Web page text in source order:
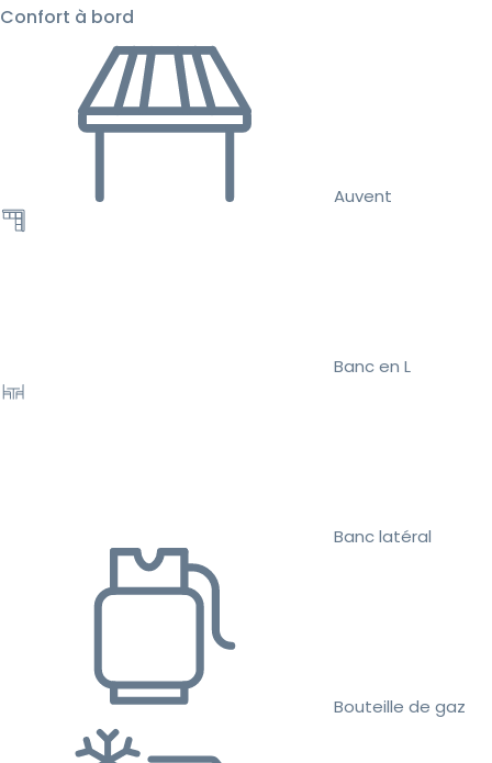
Confort à bord
Auvent
Banc en L
Banc latéral
Bouteille de gaz